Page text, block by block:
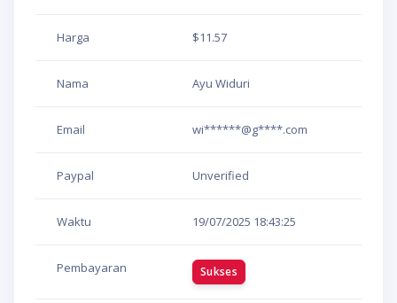
Harga $11.57
Nama Ayu Widuri
Email wi******@g****.com
Paypal Unverified
Waktu 19/07/2025 18:43:25
Pembayaran Sukses